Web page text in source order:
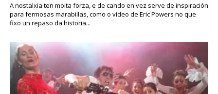
A nostalxia ten moita forza, e de cando en vez serve de inspiración
para fermosas marabillas, como o vídeo de Eric Powers no que
fixo un repaso da historia...